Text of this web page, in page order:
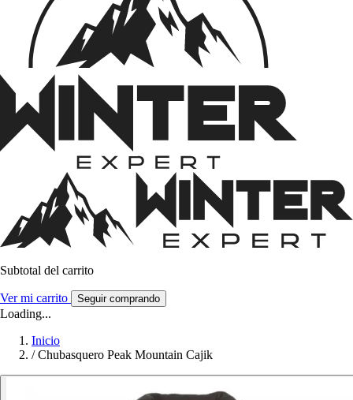
Subtotal del carrito
Ver mi carrito Seguir comprando
Loading...
Inicio
/ Chubasquero Peak Mountain Cajik